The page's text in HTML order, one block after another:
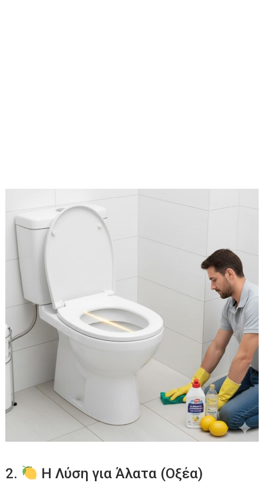
2. Η Λύση για Άλατα (Οξέα)